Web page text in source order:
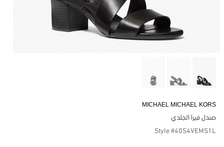
MICHAEL MICHAEL KORS
صندل فيرا الجلدي
Style #40S4VEMS1L